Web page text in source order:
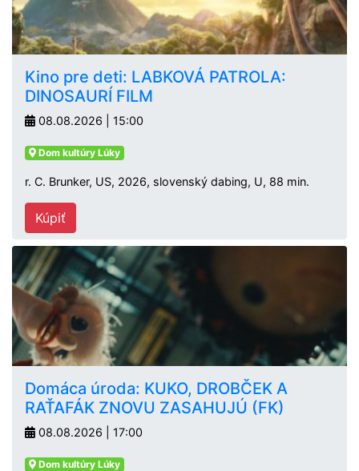
Kino pre deti: LABKOVÁ PATROLA:
DINOSAURÍ FILM
08.08.2026 | 15:00
Dom kultúry Lúky
r. C. Brunker, US, 2026, slovenský dabing, U, 88 min.
Kúpiť
Domáca úroda: KUKO, DROBČEK A
RAŤAFÁK ZNOVU ZASAHUJÚ (FK)
08.08.2026 | 17:00
Dom kultúry Lúky